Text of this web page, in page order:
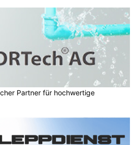
Partner für hochwertige